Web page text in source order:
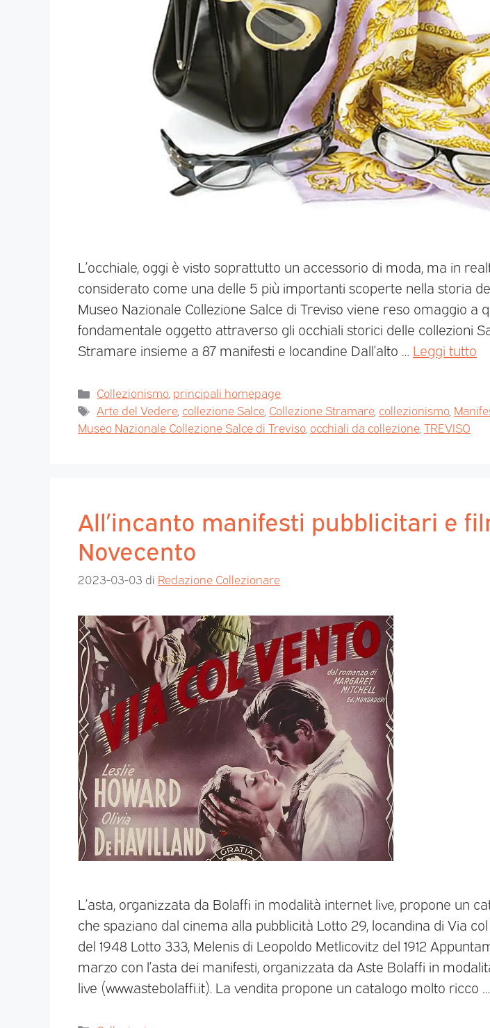
L’occhiale, oggi è visto soprattutto un accessorio di moda, ma in
considerato come una delle 5 più importanti scoperte nella storia
Museo Nazionale Collezione Salce di Treviso viene reso omaggio a
fondamentale oggetto attraverso gli occhiali storici delle collezioni
Stramare insieme a 87 manifesti e locandine Dall’alto … Leggi tutto
Collezionismo, principali homepage
Arte del Vedere, collezione Salce, Collezione Stramare, collezionismo,
Museo Nazionale Collezione Salce di Treviso, occhiali da collezione, TREVISO
All’incanto manifesti pubblicitari e
Novecento
2023-03-03 di Redazione Collezionare
L’asta, organizzata da Bolaffi in modalità internet live, propone un
che spaziano dal cinema alla pubblicità Lotto 29, locandina di Via
del 1948 Lotto 333, Melenis di Leopoldo Metlicovitz del 1912
marzo con l’asta dei manifesti, organizzata da Aste Bolaffi in
live (www.astebolaffi.it). La vendita propone un catalogo molto ricco …